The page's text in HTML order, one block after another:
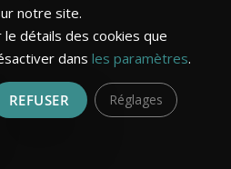
©2026 | Tous droits réservés.
notre site.
détails des cookies que
dans les paramètres.
REFUSER Réglages